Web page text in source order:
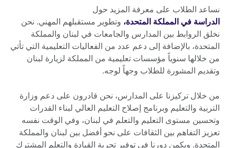
نساعد الطلاب على معرفة المزيد حول
الدراسة في المملكة المتحدة، وتطوير مستقبلهم المهني. نحن
نخلق الروابط بين المدارس والجامعات في لبنان والمملكة
المتحدة، بالإضافة إلى دعم عدد من الفعاليات التعليمية التي تأتي
من خلالها سنوياً مؤسسات تعليمية من المملكة لزيارة لبنان
وتقديم المشورة للطلاب وجهاً لوجه.
من خلال تركيزنا على المدارس، نحن قادرون على دعم وزارة
التربية والتعليم وبرنامج إصلاح التعليم العالي لبناء القدرات
وتحسين مستوى التعليم والتعلم في لبنان، وفي الوقت نفسه
تعزيز التفاهم بين الثقافات على نحو أفضل بين لبنان والمملكة
المتحدة. ويكمن دورنا في توفير تجربة القيادة والتعلم المشترك